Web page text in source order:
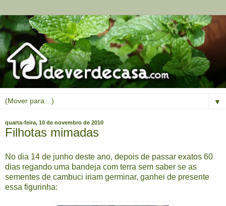
▼
quarta-feira, 10 de novembro de 2010
Filhotas mimadas
No dia 14 de junho deste ano, depois de passar exatos 60
dias regando uma bandeja com terra sem saber se as
sementes de cambuci iriam germinar, ganhei de presente
essa figurinha: